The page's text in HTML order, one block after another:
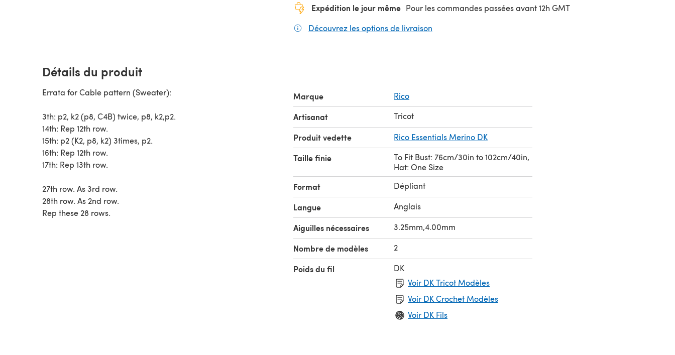
Expédition le jour même Pour les commandes passées avant 12h GMT
Découvrez les options de livraison
Détails du produit
Errata for Cable pattern (Sweater):
3th: p2, k2 (p8, C4B) twice, p8, k2,p2.
14th: Rep 12th row.
15th: p2 (K2, p8, k2) 3times, p2.
16th: Rep 12th row.
17th: Rep 13th row.
27th row. As 3rd row.
28th row. As 2nd row.
Rep these 28 rows.
Marque Rico
Artisanat Tricot
Produit vedette Rico Essentials Merino DK
Taille finie
To Fit Bust: 76cm/30in to 102cm/40in,
Hat: One Size
Format Dépliant
Langue Anglais
Aiguilles nécessaires 3.25mm,4.00mm
Nombre de modèles 2
Poids du fil
DK
Voir DK Tricot Modèles
Voir DK Crochet Modèles
Voir DK Fils